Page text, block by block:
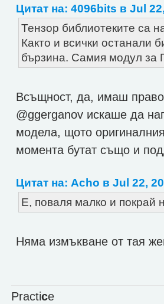
Цитат на: 4096bits в Jul
Тензор библиотеките са
Както и всички останали
бързина. Самия модул за
Всъщност, да, имаш право
@ggerganov искаше да
модела, щото
момента бутат също и
Цитат на: Acho в Jul 22,
Е, поваля малко и покрай
Няма измъкване от тая
Practice